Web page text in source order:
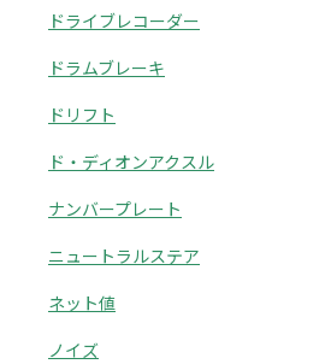
ドライブレコーダー
ドラムブレーキ
ドリフト
ド・ディオンアクスル
ナンバープレート
ニュートラルステア
ネット値
ノイズ